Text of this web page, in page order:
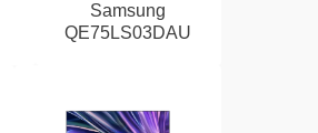
Samsung
QE75LS03DAU